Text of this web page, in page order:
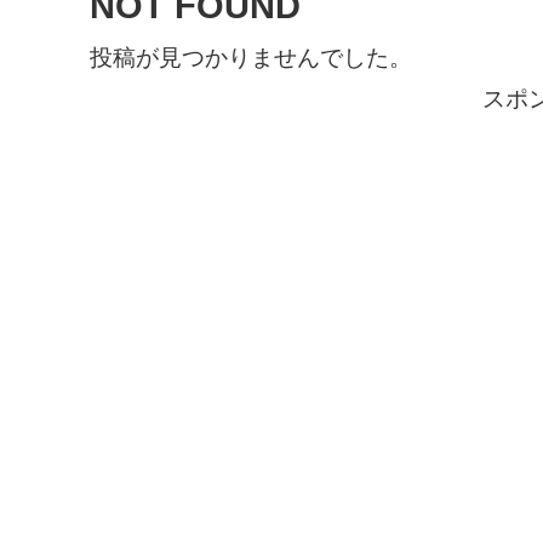
投稿が見つかりませんでした。
スポ